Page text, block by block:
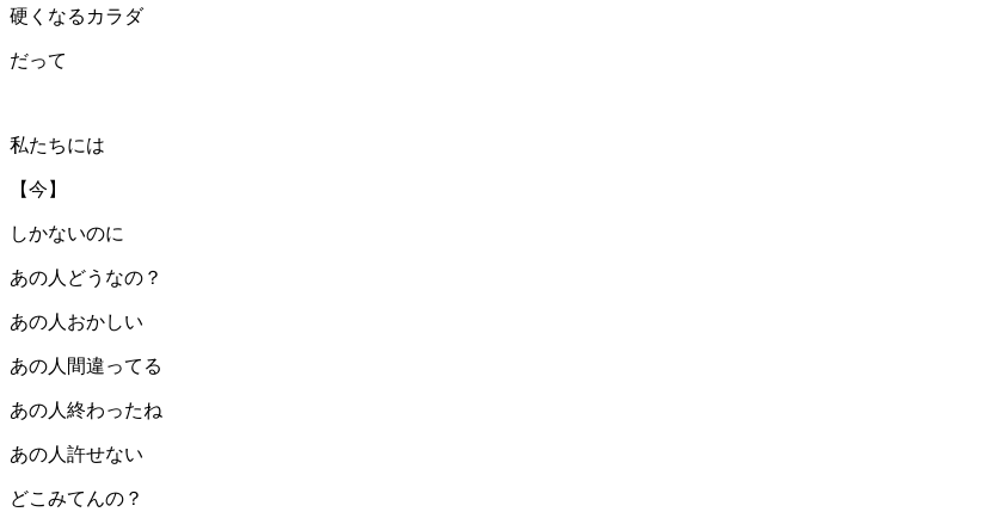
硬くなるカラダ
だって
私たちには
【今】
しかないのに
あの人どうなの？
あの人おかしい
あの人間違ってる
あの人終わったね
あの人許せない
どこみてんの？